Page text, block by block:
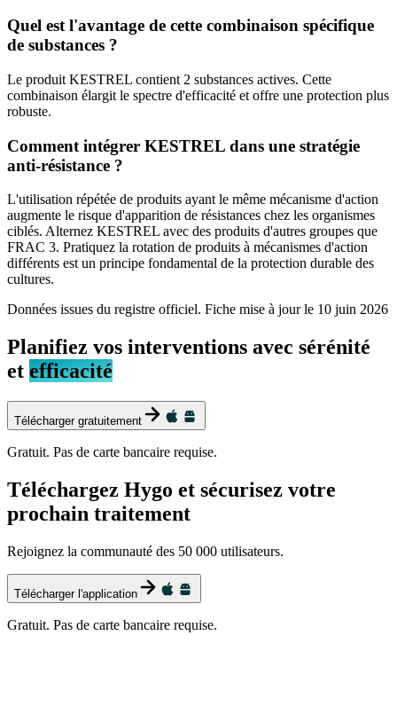
Quel est l'avantage de cette combinaison spécifique
de substances ?
Le produit KESTREL contient 2 substances actives. Cette
combinaison élargit le spectre d'efficacité et offre une protection plus
robuste.
Comment intégrer KESTREL dans une stratégie
anti-résistance ?
L'utilisation répétée de produits ayant le même mécanisme d'action
augmente le risque d'apparition de résistances chez les organismes
ciblés. Alternez KESTREL avec des produits d'autres groupes que
FRAC 3. Pratiquez la rotation de produits à mécanismes d'action
différents est un principe fondamental de la protection durable des
cultures.
Données issues du registre officiel. Fiche mise à jour le 10 juin 2026
Planifiez vos interventions avec sérénité
et efficacité
Télécharger gratuitement
Gratuit. Pas de carte bancaire requise.
Téléchargez Hygo et sécurisez votre
prochain traitement
Rejoignez la communauté des 50 000 utilisateurs.
Télécharger l'application
Gratuit. Pas de carte bancaire requise.